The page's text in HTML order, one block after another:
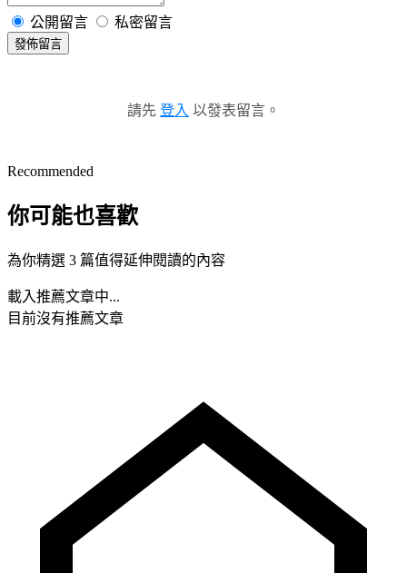
公開留言 私密留言
發佈留言
請先 登入 以發表留言。
Recommended
你可能也喜歡
為你精選 3 篇值得延伸閱讀的內容
載入推薦文章中...
目前沒有推薦文章